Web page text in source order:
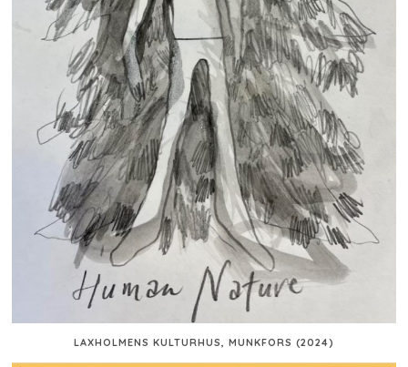
LAXHOLMENS KULTURHUS, MUNKFORS (2024)